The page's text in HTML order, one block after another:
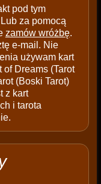
pod tym
Lub za pomocą
zamów wróżbę.
e-mail. Nie
używam kart
of Dreams (Tarot
(Boski Tarot)
z kart
i tarota